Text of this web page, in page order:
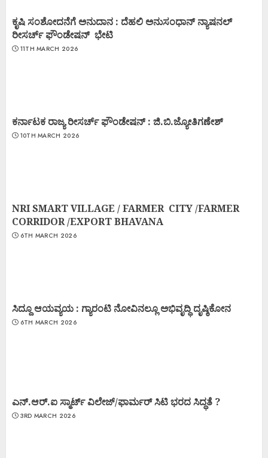
ಕೃಷಿ ಸಂಶೋದನೆಗೆ ಅನುದಾನ : ದೆಹಲಿ ಅನುಸಂಧಾನ್ ನ್ಯಾಷನಲ್
ರೀಸರ್ಚ್ ಫೌಂಡೇಷನ್ ಭೇಟಿ
11TH MARCH 2026
ಕರ್ನಾಟಕ ರಾಜ್ಯ ರೀಸರ್ಚ್ ಫೌಂಡೇಷನ್ : ಜಿ.ಬಿ.ಜ್ಯೋತಿಗಣೇಶ್
10TH MARCH 2026
NRI SMART VILLAGE / FARMER CITY /FARMER
CORRIDOR /EXPORT BHAVANA
6TH MARCH 2026
ಸಿದ್ದೂ ಆಯವ್ಯಯ : ಗ್ಯಾರಂಟಿ ನೋವಿನಲ್ಲೂ ಅಭಿವೃದ್ಧಿ ದೃಷ್ಠಿಕೋನ
6TH MARCH 2026
ಎನ್.ಆರ್.ಐ ಸ್ಮಾರ್ಟ್ ವಿಲೇಜ್/ಫಾರ್ಮರ್ ಸಿಟಿ ಭರದ ಸಿದ್ಧತೆ ?
3RD MARCH 2026